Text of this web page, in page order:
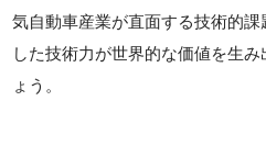
気自動車産業が直面する技術的
した技術力が世界的な価値を生
ょう。